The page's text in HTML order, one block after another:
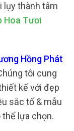
lụy thành tâm
Hoa Tươi
Hồng Phát
tôi cung
kế với đẹp
sắc tố & mẫu
thể lựa chọn.